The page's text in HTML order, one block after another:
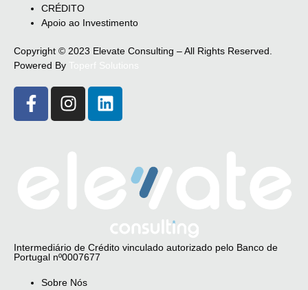
CRÉDITO
Apoio ao Investimento
Copyright © 2023 Elevate Consulting – All Rights Reserved.
Powered By
Intermediário de Crédito vinculado autorizado pelo Banco de
Portugal nº0007677
Sobre Nós